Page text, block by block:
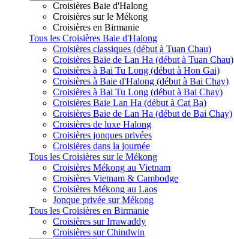
Croisières Baie d'Halong
Croisières sur le Mékong
Croisières en Birmanie
Tous les Croisières Baie d'Halong
Croisières classiques (début à Tuan Chau)
Croisières Baie de Lan Ha (début à Tuan Chau)
Croisières à Bai Tu Long (début à Hon Gai)
Croisières à Baie d'Halong (début à Bai Chay)
Croisières à Bai Tu Long (début à Bai Chay)
Croisières Baie Lan Ha (début à Cat Ba)
Croisières Baie de Lan Ha (début de Bai Chay)
Croisières de luxe Halong
Croisières jonques privées
Croisières dans la journée
Tous les Croisières sur le Mékong
Croisières Mékong au Vietnam
Croisières Vietnam & Cambodge
Croisières Mékong au Laos
Jonque privée sur Mékong
Tous les Croisières en Birmanie
Croisières sur Irrawaddy
Croisières sur Chindwin